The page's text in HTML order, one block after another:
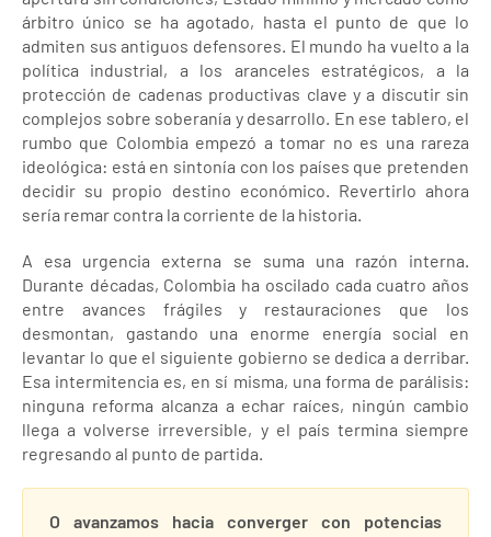
árbitro único se ha agotado, hasta el punto de que lo
admiten sus antiguos defensores. El mundo ha vuelto a la
política industrial, a los aranceles estratégicos, a la
protección de cadenas productivas clave y a discutir sin
complejos sobre soberanía y desarrollo. En ese tablero, el
rumbo que Colombia empezó a tomar no es una rareza
ideológica: está en sintonía con los países que pretenden
decidir su propio destino económico. Revertirlo ahora
sería remar contra la corriente de la historia.
A esa urgencia externa se suma una razón interna.
Durante décadas, Colombia ha oscilado cada cuatro años
entre avances frágiles y restauraciones que los
desmontan, gastando una enorme energía social en
levantar lo que el siguiente gobierno se dedica a derribar.
Esa intermitencia es, en sí misma, una forma de parálisis:
ninguna reforma alcanza a echar raíces, ningún cambio
llega a volverse irreversible, y el país termina siempre
regresando al punto de partida.
O avanzamos hacia converger con potencias